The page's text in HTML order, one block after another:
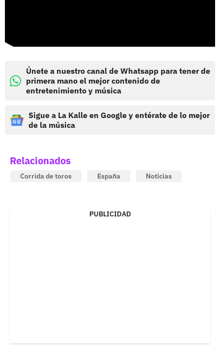
Únete a nuestro canal de Whatsapp para tener de
primera mano el mejor contenido de
entretenimiento y música
Sigue a La Kalle en Google y entérate de lo mejor
de la música
Relacionados
Corrida de toros España Noticias
PUBLICIDAD